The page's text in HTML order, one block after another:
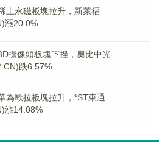
土永磁板塊拉升，新萊福
漲20.0%
攝像頭板塊下挫，奧比中光-
跌6.57%
為歐拉板塊拉升，*ST東通
漲14.08%